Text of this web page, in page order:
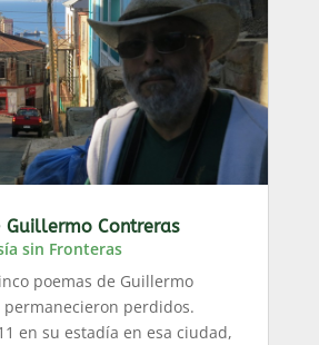
Guillermo Contreras
sin Fronteras
poemas de Guillermo
permanecieron perdidos.
en su estadía en esa ciudad,